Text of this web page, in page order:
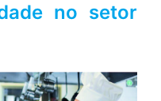
no setor